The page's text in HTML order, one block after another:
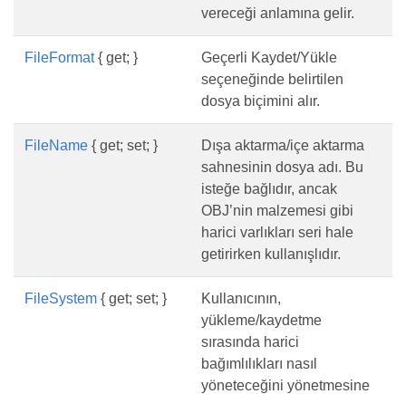
vereceği anlamına gelir.
FileFormat{ get; }
Geçerli Kaydet/Yükle
seçeneğinde belirtilen
dosya biçimini alır.
FileName { get; set; }
Dışa aktarma/içe aktarma
sahnesinin dosya adı. Bu
isteğe bağlıdır, ancak
OBJ’nin malzemesi gibi
harici varlıkları seri hale
getirirken kullanışlıdır.
FileSystem { get; set; }
Kullanıcının,
yükleme/kaydetme
sırasında harici
bağımlılıkları nasıl
yöneteceğini yönetmesine